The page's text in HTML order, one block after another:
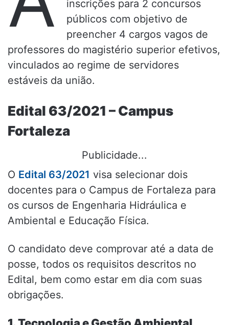
inscrições para 2 concursos
públicos com objetivo de
preencher 4 cargos vagos de
professores do magistério superior efetivos,
vinculados ao regime de servidores
estáveis da união.
Edital 63/2021 – Campus
Fortaleza
Publicidade...
O Edital 63/2021 visa selecionar dois
docentes para o Campus de Fortaleza para
os cursos de Engenharia Hidráulica e
Ambiental e Educação Física.
O candidato deve comprovar até a data de
posse, todos os requisitos descritos no
Edital, bem como estar em dia com suas
obrigações.